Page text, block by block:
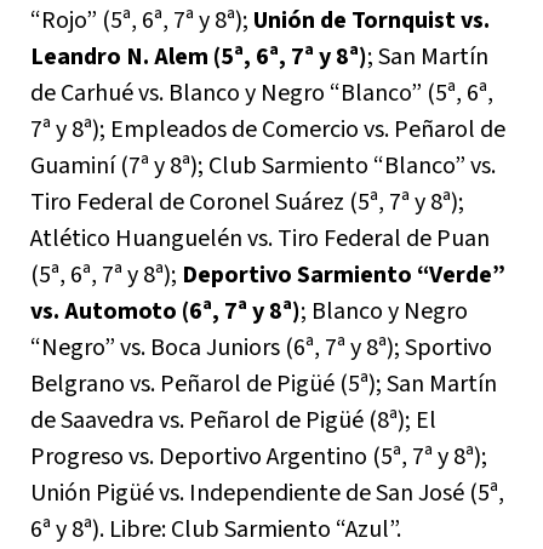
“Rojo” (5ª, 6ª, 7ª y 8ª); Unión de Tornquist vs.
Leandro N. Alem (5ª, 6ª, 7ª y 8ª); San Martín
de Carhué vs. Blanco y Negro “Blanco” (5ª, 6ª,
7ª y 8ª); Empleados de Comercio vs. Peñarol de
Guaminí (7ª y 8ª); Club Sarmiento “Blanco” vs.
Tiro Federal de Coronel Suárez (5ª, 7ª y 8ª);
Atlético Huanguelén vs. Tiro Federal de Puan
(5ª, 6ª, 7ª y 8ª); Deportivo Sarmiento “Verde”
vs. Automoto (6ª, 7ª y 8ª); Blanco y Negro
“Negro” vs. Boca Juniors (6ª, 7ª y 8ª); Sportivo
Belgrano vs. Peñarol de Pigüé (5ª); San Martín
de Saavedra vs. Peñarol de Pigüé (8ª); El
Progreso vs. Deportivo Argentino (5ª, 7ª y 8ª);
Unión Pigüé vs. Independiente de San José (5ª,
6ª y 8ª). Libre: Club Sarmiento “Azul”.